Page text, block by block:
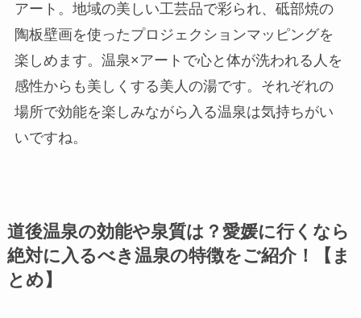
アート。地域の美しい工芸品で彩られ、砥部焼の
陶板壁画を使ったプロジェクションマッピングを
楽しめます。温泉×アートで心と体が洗われる人を
感性からも美しくする美人の湯です。それぞれの
場所で効能を楽しみながら入る温泉は気持ちがい
いですね。
道後温泉の効能や泉質は？愛媛に行くなら
絶対に入るべき温泉の特徴をご紹介！【ま
とめ】